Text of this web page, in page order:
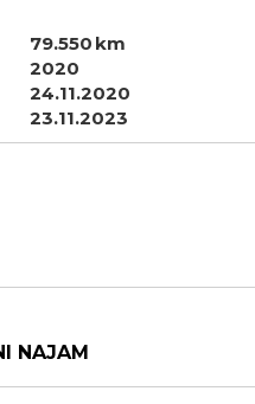
79.550
2020
24.11.2020
23.11.2023
NAJAM